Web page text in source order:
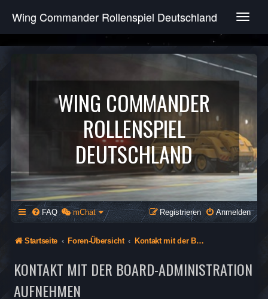
T
g
e
v
g
a
t
i
o
n
Wing Commander Rollenspiel Deutschland
WING COMMANDER
ROLLENSPIEL
DEUTSCHLAND
FAQ mChat Anmelden
Registrieren
Startseite Foren-Übersicht Kontakt mit der Board-Administration aufnehmen
KONTAKT MIT DER BOARD-ADMINISTRATION
AUFNEHMEN